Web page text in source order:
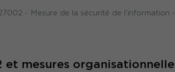
- Mesure de la sécurité de l'information -
mesures